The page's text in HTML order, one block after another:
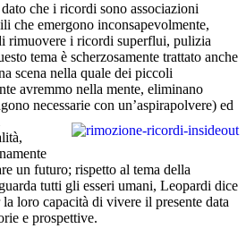
che i ricordi sono associazioni
che emergono inconsapevolmente,
rimuovere i ricordi superflui, pulizia
tema è scherzosamente trattato anche
scena nella quale dei piccoli
avremmo nella mente, eliminano
necessarie con un’aspirapolvere) ed
un futuro; rispetto al tema della
tutti gli esseri umani, Leopardi dice
loro capacità di vivere il presente data
e prospettive.